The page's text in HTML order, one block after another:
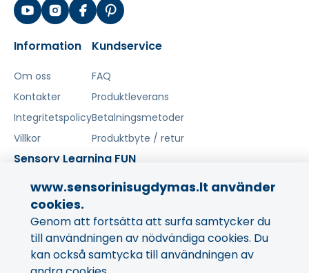
Information
Om oss
Kontakter
Integritetspolicy
Villkor
Kundservice
FAQ
Produktleverans
Betalningsmetoder
Produktbyte / retur
Sensory Learning FUN
Artiklar
Dela med dig av din erfarenhet!
Din åsikt är viktig för oss och andra köpare.
www.sensorinisugdymas.lt använder
cookies.
Genom att fortsätta att surfa samtycker du
till användningen av nödvändiga cookies. Du
kan också samtycka till användningen av